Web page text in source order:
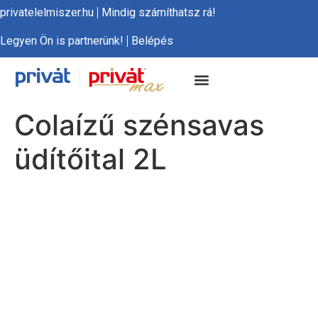
privatelelmiszer.hu Mindig számíthatsz rá!
Legyen Ön is partnerünk! Belépés
Colaízű szénsavas
üdítőital 2L